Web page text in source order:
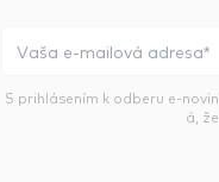
S prihlásením k odberu e-
á,